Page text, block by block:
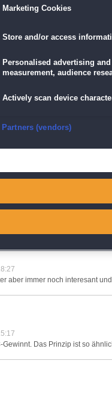
auf längere sicht etwas
hier sehr hübsch und
war sehr gut. Nur war ich
schön gestaltet. da bekommt
aber immer noch interesant
Das Prinzip ist so
Marketing Cookies
Store and/or access
Personalised advertising
measurement, audience
Actively scan device
Ensure security, prevent
Save and communicate
(vendors)